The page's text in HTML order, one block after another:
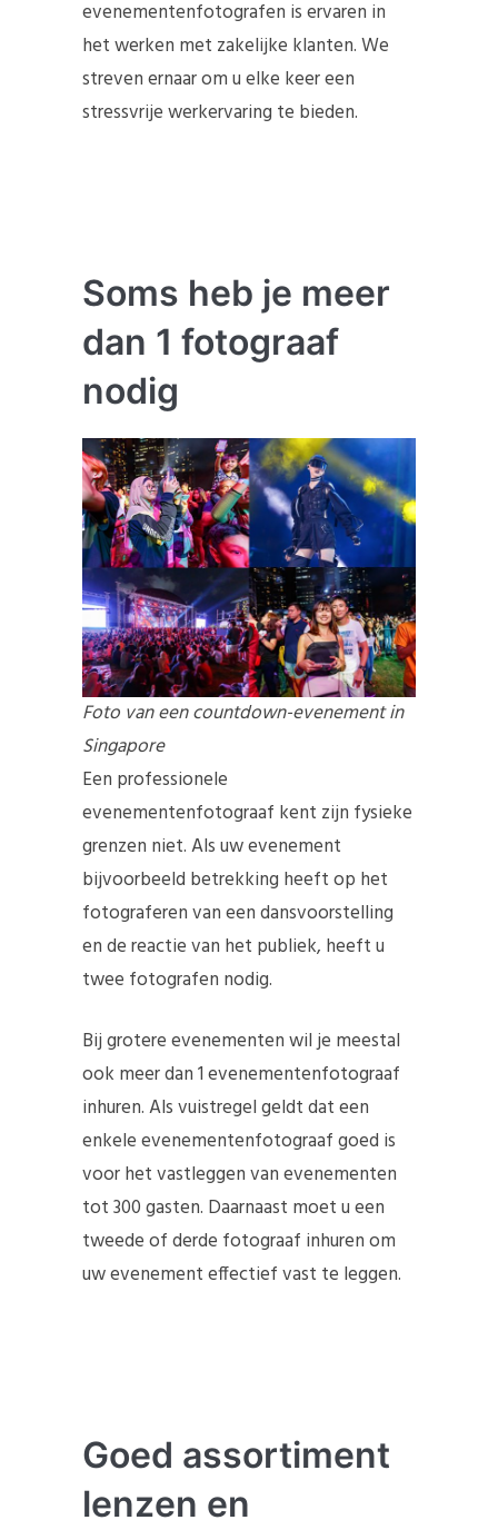
evenementenfotografen is ervaren in
het werken met zakelijke klanten. We
streven ernaar om u elke keer een
stressvrije werkervaring te bieden.
Soms heb je meer
dan 1 fotograaf
nodig
Foto van een countdown-evenement in
Singapore
Een professionele
evenementenfotograaf kent zijn fysieke
grenzen niet. Als uw evenement
bijvoorbeeld betrekking heeft op het
fotograferen van een dansvoorstelling
en de reactie van het publiek, heeft u
twee fotografen nodig.
Bij grotere evenementen wil je meestal
ook meer dan 1 evenementenfotograaf
inhuren. Als vuistregel geldt dat een
enkele evenementenfotograaf goed is
voor het vastleggen van evenementen
tot 300 gasten. Daarnaast moet u een
tweede of derde fotograaf inhuren om
uw evenement effectief vast te leggen.
Goed assortiment
lenzen en